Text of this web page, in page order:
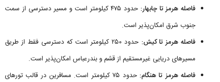
فاصله هرمز تا چابهار:
حدود ۴۷۵ کیلومتر است و مسیر دسترسی از سمت
جنوب شرق امکان‌پذیر است.
فاصله هرمز تا کیش:
حدود ۲۵۰ کیلومتر است که دسترسی فقط از طریق
مسیرهای دریایی غیرمستقیم از قشم و بندرعباس امکان‌پذیر است.
فاصله هرمز تا هنگام:
حدود ۷۵ کیلومتر است. مسافرین در قالب تورهای